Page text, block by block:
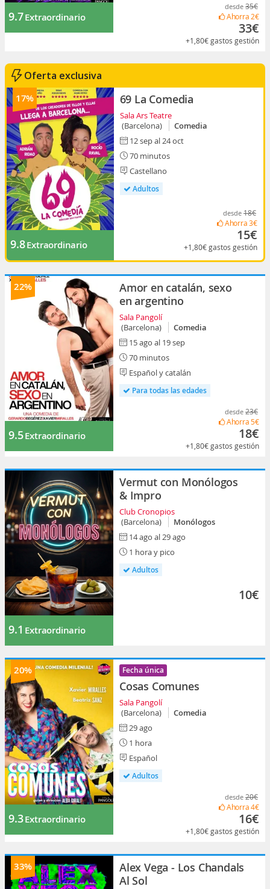
9.7Extraordinario
desde 35€
Ahorra 2€
33€
+1,80€gastos gestión
Oferta exclusiva
17%
9.8Extraordinario
69 La Comedia
Sala Ars Teatre
(Barcelona)
Comedia
12 sep al 24 oct
70 minutos
Castellano
Adultos
desde 18€
Ahorra3€
15€
+1,80€gastos gestión
22%
9.5Extraordinario
Amor en catalán, sexo
en argentino
Sala Pangolí
(Barcelona)
Comedia
15 ago al 19 sep
70 minutos
Español y catalán
Para todas las edades
desde 23€
Ahorra5€
18€
+1,80€gastos gestión
9.1 Extraordinario
Vermut con Monólogos
& Impro
Club Cronopios
(Barcelona)
Monólogos
14 ago al 29 ago
1 hora y pico
Adultos
10€
20%
9.3Extraordinario
Fecha única
Cosas Comunes
Sala Pangolí
(Barcelona)
Comedia
29 ago
1 hora
Español
Adultos
desde 20€
Ahorra4€
16€
+1,80€gastos gestión
33%
Alex Vega - Los Chandals
Al Sol